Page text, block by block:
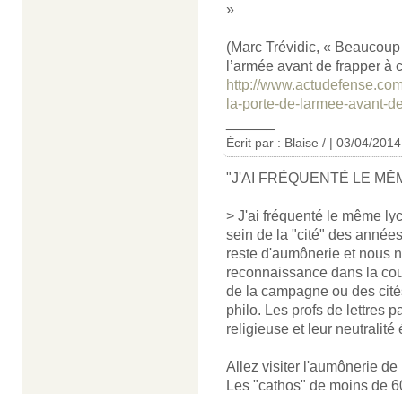
»
(Marc Trévidic, «
l’armée avant de frapper
http://
la-porte-de-larmee-avant-
Écrit par : Blaise / | 03/04/2014
"J'AI FRÉQUENTÉ LE
> J'ai fréquenté le même
sein de la "cité" des
reste d'aumônerie et nous
reconnaissance dans la
de la campagne ou des
philo. Les profs de lettres
religieuse et leur neutralité
Allez visiter l'aumônerie
Les "cathos" de moins de